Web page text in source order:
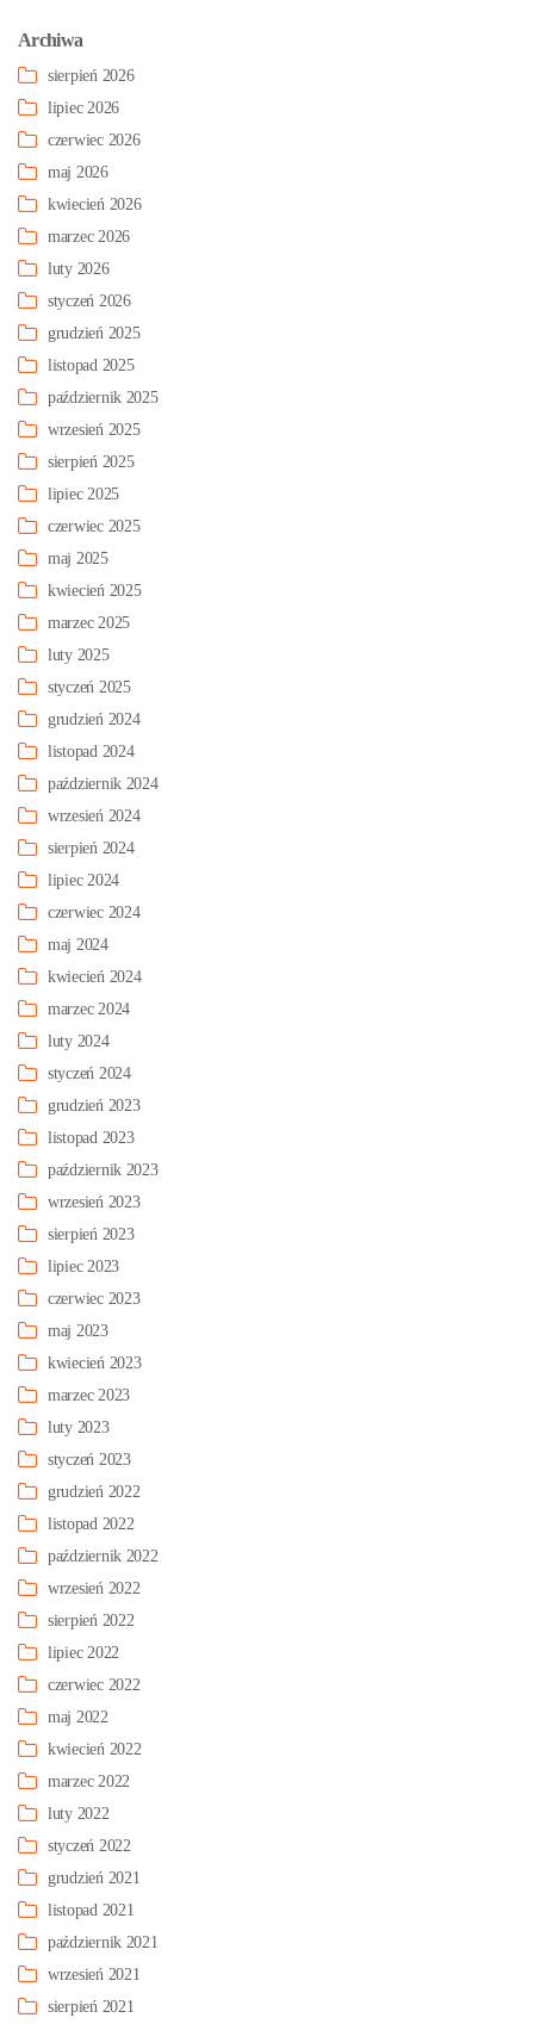
Archiwa
sierpień 2026
lipiec 2026
czerwiec 2026
maj 2026
kwiecień 2026
marzec 2026
luty 2026
styczeń 2026
grudzień 2025
listopad 2025
październik 2025
wrzesień 2025
sierpień 2025
lipiec 2025
czerwiec 2025
maj 2025
kwiecień 2025
marzec 2025
luty 2025
styczeń 2025
grudzień 2024
listopad 2024
październik 2024
wrzesień 2024
sierpień 2024
lipiec 2024
czerwiec 2024
maj 2024
kwiecień 2024
marzec 2024
luty 2024
styczeń 2024
grudzień 2023
listopad 2023
październik 2023
wrzesień 2023
sierpień 2023
lipiec 2023
czerwiec 2023
maj 2023
kwiecień 2023
marzec 2023
luty 2023
styczeń 2023
grudzień 2022
listopad 2022
październik 2022
wrzesień 2022
sierpień 2022
lipiec 2022
czerwiec 2022
maj 2022
kwiecień 2022
marzec 2022
luty 2022
styczeń 2022
grudzień 2021
listopad 2021
październik 2021
wrzesień 2021
sierpień 2021